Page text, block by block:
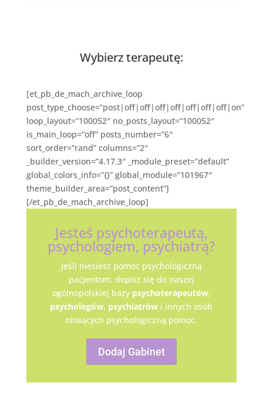
Wybierz terapeutę:
[et_pb_de_mach_archive_loop
post_type_choose=”post|off|off|off|off|off|off|off|on”
loop_layout=”100052″ no_posts_layout=”100052″
is_main_loop=”off” posts_number=”6″
sort_order=”rand” columns=”2″
_builder_version=”4.17.3″ _module_preset=”default”
global_colors_info=”{}” global_module=”101967″
theme_builder_area=”post_content”]
[/et_pb_de_mach_archive_loop]
Jesteś psychoterapeutą,
psychologiem, psychiatrą?
Jeśli niesiesz pomoc psychologiczną
pacjentom, dopisz się do naszej
ogólnopolskiej bazy psychoterapeutów,
psychologów, psychiatrów i innych osób
niosących psychologiczną pomoc.
Dodaj Gabinet